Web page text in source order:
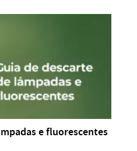
e fluorescentes